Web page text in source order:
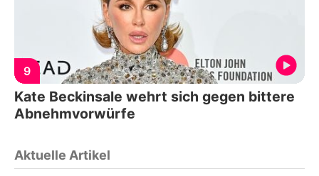
9
Kate Beckinsale wehrt sich gegen bittere
Abnehmvorwürfe
Aktuelle Artikel